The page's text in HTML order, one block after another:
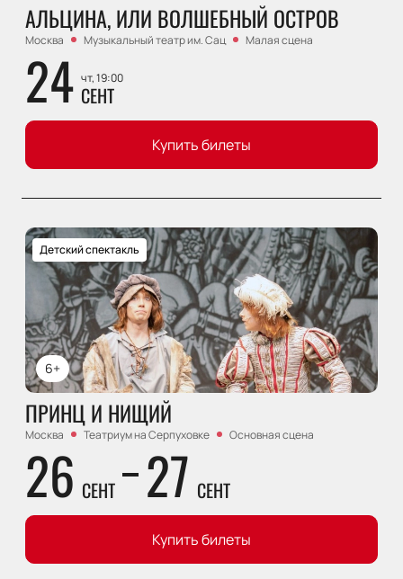
АЛЬЦИНА, ИЛИ ВОЛШЕБНЫЙ ОСТРОВ
Москва Музыкальный театр им. Сац Малая сцена
24 чт, 19:00
СЕНТ
Купить билеты
6+
Детский спектакль
ПРИНЦ И НИЩИЙ
Москва Театриум на Серпуховке Основная сцена
26 СЕНТ 27 СЕНТ
Купить билеты